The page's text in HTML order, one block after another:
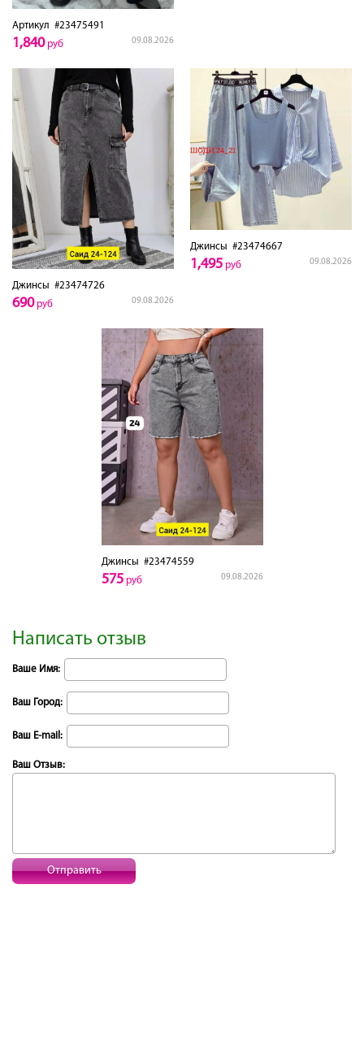
Артикул #23475491
09.08.2026
1,840руб
Джинсы #23474726
09.08.2026
690руб
Джинсы #23474667
09.08.2026
1,495 руб
Джинсы #23474559
09.08.2026
575руб
Написать отзыв
Ваше Имя:
Ваш Город:
Ваш E-mail:
Ваш Отзыв:
Отправить